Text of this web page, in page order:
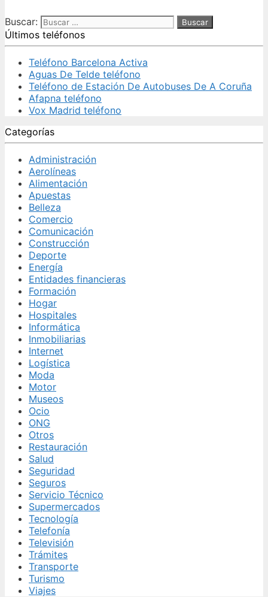
Buscar:
Últimos teléfonos
Teléfono Barcelona Activa
Aguas De Telde teléfono
Teléfono de Estación De Autobuses De A Coruña
Afapna teléfono
Vox Madrid teléfono
Categorías
Administración
Aerolíneas
Alimentación
Apuestas
Belleza
Comercio
Comunicación
Construcción
Deporte
Energía
Entidades financieras
Formación
Hogar
Hospitales
Informática
Inmobiliarias
Internet
Logística
Moda
Motor
Museos
Ocio
ONG
Otros
Restauración
Salud
Seguridad
Seguros
Servicio Técnico
Supermercados
Tecnología
Telefonía
Televisión
Trámites
Transporte
Turismo
Viajes